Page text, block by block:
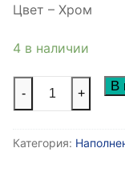
Цвет – Хром
4 в наличии
Количество
товара
для
- + В
Категория: